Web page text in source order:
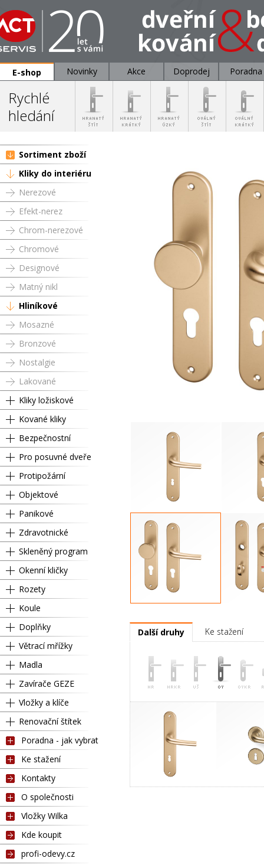
E-shop Novinky Akce Doprodej Poradna
Rychlé
hledání
Sortiment zboží
Kliky do interiéru
Nerezové
Efekt-nerez
Chrom-nerezové
Chromové
Designové
Matný nikl
Hliníkové
Mosazné
Bronzové
Nostalgie
Lakované
Kliky ložiskové
Kované kliky
Bezpečnostní
Pro posuvné dveře
Protipožární
Objektové
Panikové
Zdravotnické
Skleněný program
Okenní kličky
Rozety
Koule
Doplňky
Větrací mřížky
Madla
Zavírače GEZE
Vložky a klíče
Renovační štítek
Poradna - jak vybrat
Ke stažení
Kontakty
O společnosti
Vložky Wilka
Kde koupit
profi-odevy.cz
Dózický klíč
Další druhy Ke stažení